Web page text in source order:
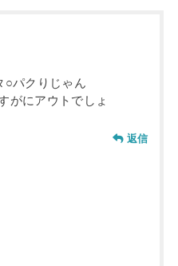
○パクりじゃん
がにアウトでしょ
返信